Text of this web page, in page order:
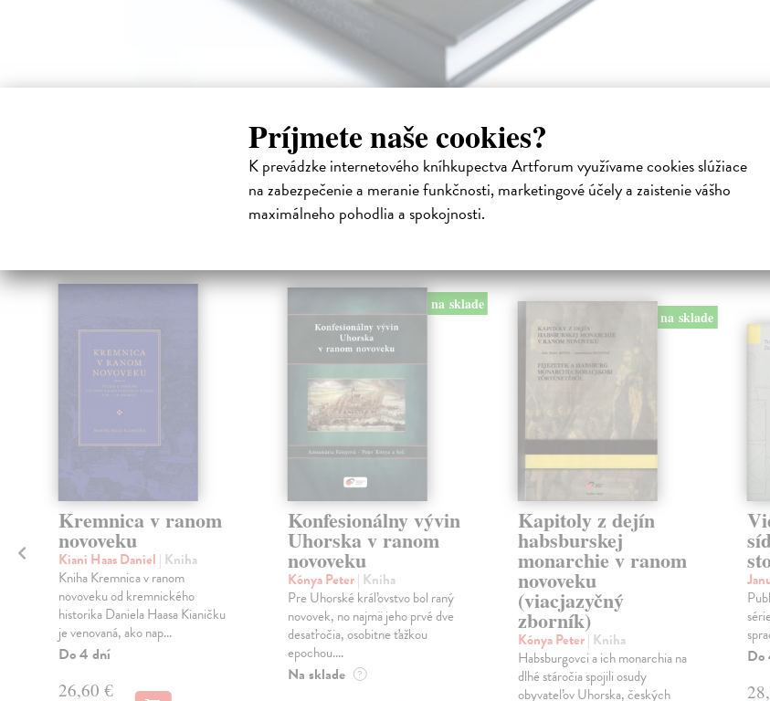
Príjmete naše cookies?
K prevádzke internetového kníhkupectva Artforum využívame cookies slúžiace
na zabezpečenie a meranie funkčnosti, marketingové účely a zaistenie vášho
maximálneho pohodlia a spokojnosti.
Kremnica v ranom
novoveku
Kiani Haas Daniel | Kniha
Kniha Kremnica v ranom
novoveku od kremnického
historika Daniela Haasa Kianičku
je venovaná, ako nap...
Do 4 dní
26,60 €
na sklade
Konfesionálny vývin
Uhorska v ranom
novoveku
Kónya Peter| Kniha
Pre Uhorské kráľovstvo bol raný
novovek, no najmä jeho prvé dve
desaťročia, osobitne ťažkou
epochou....
Na sklade ?
na sklade
Kapitoly z dejín
habsburskej
monarchie v ranom
novoveku
(viacjazyčný
zborník)
Kónya Peter| Kniha
Habsburgovci a ich monarchia na
dlhé stáročia spojili osudy
obyvateľov Uhorska, českých
Do